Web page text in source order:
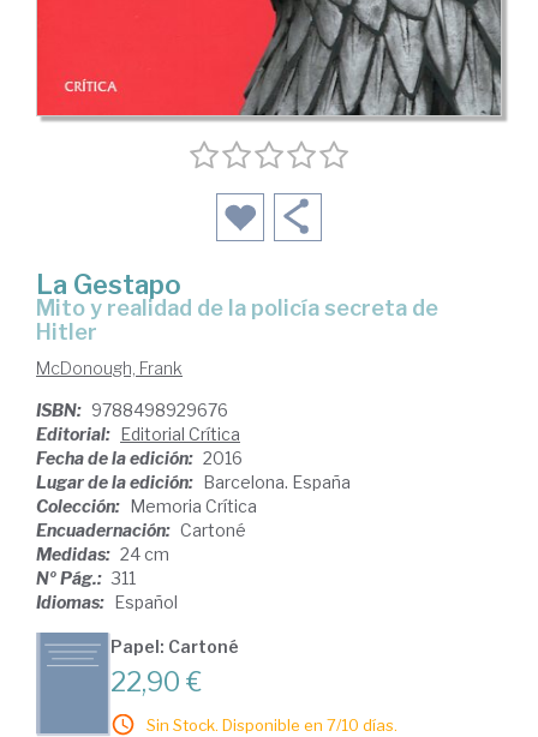
La Gestapo
mito y realidad de la policía secreta de
Hitler
McDonough, Frank
ISBN: 9788498929676
Editorial: Editorial Crítica
Fecha de la edición: 2016
Lugar de la edición: Barcelona. España
Colección: Memoria Crítica
Encuadernación: Cartoné
Medidas: 24 cm
Nº Pág.: 311
Idiomas: Español
Papel: Cartoné
22,90 €
Sin Stock. Disponible en 7/10 días.